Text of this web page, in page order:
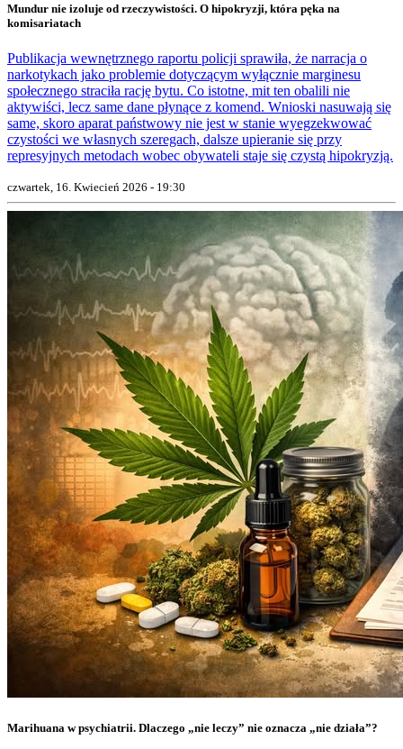
Mundur nie izoluje od rzeczywistości. O hipokryzji, która pęka na
komisariatach
Publikacja wewnętrznego raportu policji sprawiła, że narracja o
narkotykach jako problemie dotyczącym wyłącznie marginesu
społecznego straciła rację bytu. Co istotne, mit ten obalili nie
aktywiści, lecz same dane płynące z komend. Wnioski nasuwają się
same, skoro aparat państwowy nie jest w stanie wyegzekwować
czystości we własnych szeregach, dalsze upieranie się przy
represyjnych metodach wobec obywateli staje się czystą hipokryzją.
czwartek, 16. Kwiecień 2026 - 19:30
Marihuana w psychiatrii. Dlaczego „nie leczy” nie oznacza „nie działa”?